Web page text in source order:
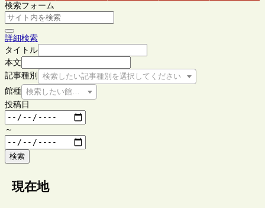
検索フォーム
詳細検索
タイトル
本文
記事種別
検索したい記事種別を選択してください
館種 検索したい館種を選択してください
投稿日
～
検索
現在地